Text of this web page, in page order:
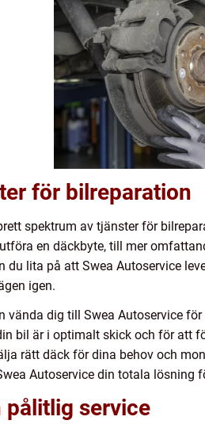
för bilreparation
spektrum av tjänster för
en däckbyte, till mer
du lita på att Swea Autoservice
igen.
vända dig till Swea Autoservice
bil är i optimalt skick och för att
rätt däck för dina behov och
Autoservice din totala
pålitlig service